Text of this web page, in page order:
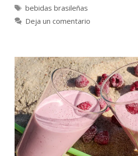
Etiquetas
bebidas brasileñas
Deja un comentario